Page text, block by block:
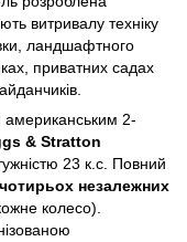
витривалу техніку
ландшафтного
приватних садах
2-
& Stratton
23 к.с. Повний
чотирьох незалежних
колесо).